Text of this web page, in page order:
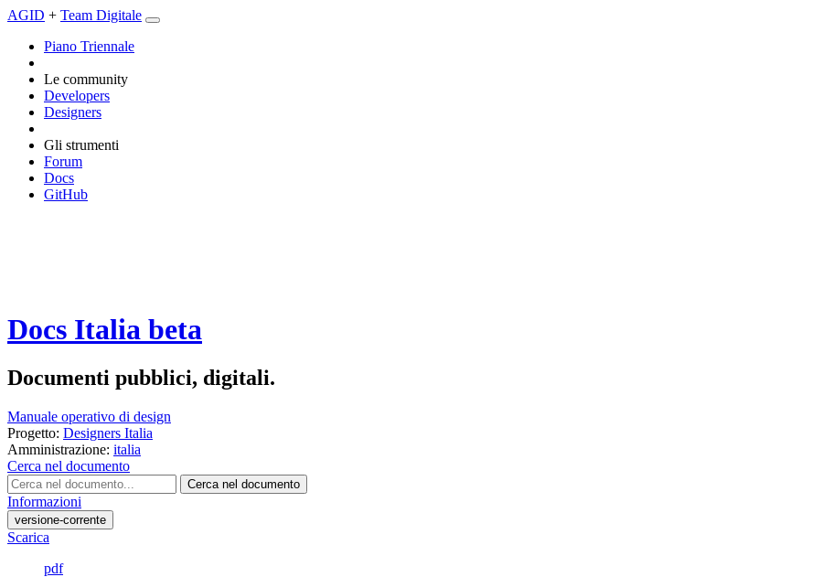
AGID + Team Digitale
Piano Triennale
Le community
Developers
Designers
Gli strumenti
Forum
Docs
GitHub
Docs Italia beta
Documenti pubblici, digitali.
Manuale operativo di design
Progetto: Designers Italia
Amministrazione: italia
Cerca nel documento
Cerca nel documento
Informazioni
versione-corrente
Scarica
pdf